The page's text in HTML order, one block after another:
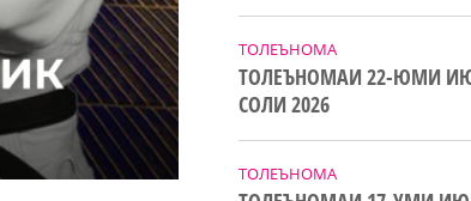
ТОЛЕЪНОМА
ТОЛЕЪНОМАИ 22-ЮМИ
СОЛИ 2026
ТОЛЕЪНОМА